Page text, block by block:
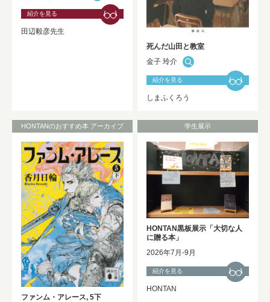
紹介を見る
田辺毅彦先生
死んだ山田と教室
金子 玲介
紹介を見る
しまふくろう
HONTANのおすすめ本 アーカイブ
ファンム・アレース, 5下
学生展示
HONTAN黒板展示「大切な人
に贈る本」
2026年7月-9月
紹介を見る
HONTAN